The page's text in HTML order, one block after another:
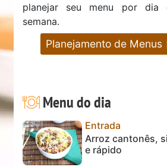
planejar seu menu por dia
semana.
Planejamento de Menus
Menu do dia
Entrada
Arroz cantonês,
e rápido